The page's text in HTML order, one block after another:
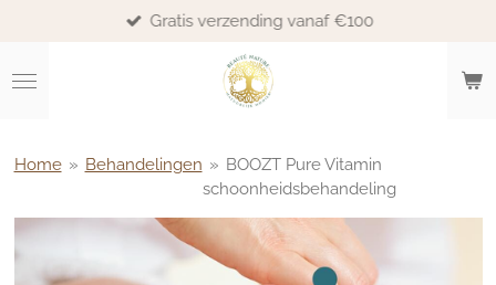
naar
de
Gratis verzending vanaf €100
Home » Behandelingen » BOOZT Pure Vitamin
schoonheidsbehandeling